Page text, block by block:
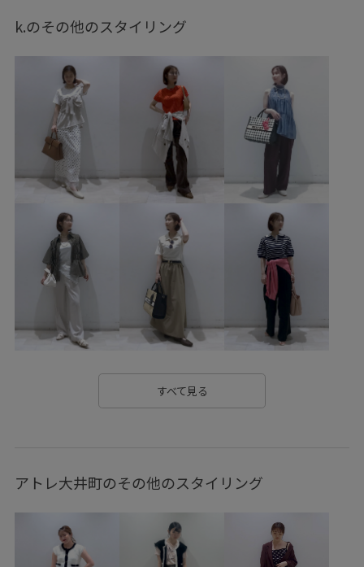
アクセサリー ネックレス
2BUY10%OFF対象商品 ICEBEAUTY Tシャツ
UVケア vis_26ss_summergoods vis_26ss_summertops
vis_br31 vis_okazakisae_june
vis_okazakisae_may vis_pickuptops Wbag_pickup
Wshoes_pickup Wtops_pickup きちんと感
こなれ感 さらっとした着心地 さらっと着れる
さらりとした インソール カゴバッグ
カットソー クルーネック
コーディネートしやすい コーディネートのアクセント
シンプルなニット
デニムスタイル ニット ニット素材 ネイル
パンツにもスカートにも フィット感
フレンチスリーブ ブラウス ベーシック
k.のその他のスタイリング
すべて見る
アトレ大井町のその他のスタイリング